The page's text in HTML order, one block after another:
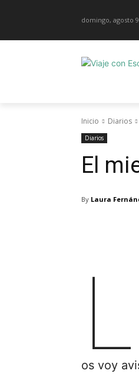
domingo, agosto
Inicio Diarios
Diarios
El
By Laura
L
os voy